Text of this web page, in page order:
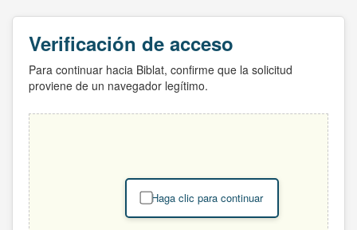
Verificación de acceso
Para continuar hacia Biblat, confirme que la solicitud
proviene de un navegador legítimo.
Haga clic para continuar